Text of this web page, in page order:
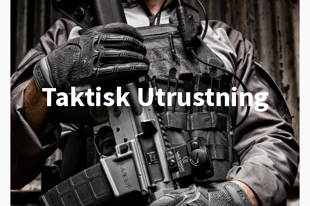
Taktisk Utrustning